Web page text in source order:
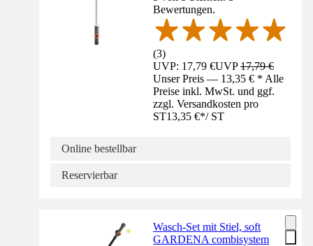
Bewertungen.
(3)
UVP: 17,79 €UVP17,79 €
Unser Preis — 13,35 € * Alle
Preise inkl. MwSt. und ggf.
zzgl. Versandkosten pro
ST13,35 €*/ ST
Online bestellbar
Reservierbar
Wasch-Set mit Stiel, soft
GARDENA combisystem